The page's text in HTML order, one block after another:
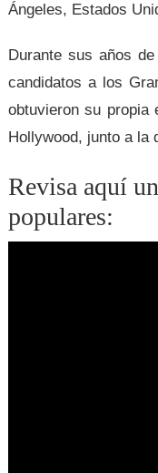
Ángeles, Estados
Durante sus años
candidatos a los
obtuvieron su propia
Hollywood, junto a la
Revisa aquí
populares: